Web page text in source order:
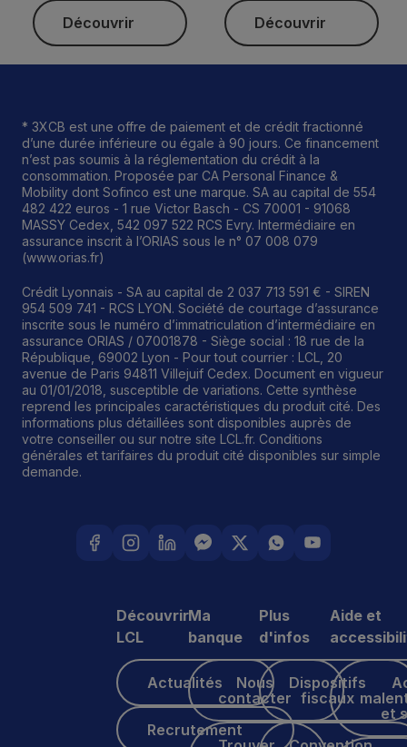
Découvrir
Découvrir
Découvrir
Découvrir
* 3XCB est une offre de paiement et de crédit fractionné
d’une durée inférieure ou égale à 90 jours. Ce financement
n’est pas soumis à la réglementation du crédit à la
consommation. Proposée par CA Personal Finance &
Mobility dont Sofinco est une marque. SA au capital de 554
482 422 euros - 1 rue Victor Basch - CS 70001 - 91068
MASSY Cedex, 542 097 522 RCS Evry. Intermédiaire en
assurance inscrit à l’ORIAS sous le n° 07 008 079
(www.orias.fr)
Crédit Lyonnais - SA au capital de 2 037 713 591 € - SIREN
954 509 741 - RCS LYON. Société de courtage d’assurance
inscrite sous le numéro d’immatriculation d’intermédiaire en
assurance ORIAS / 07001878 - Siège social : 18 rue de la
République, 69002 Lyon - Pour tout courrier : LCL, 20
avenue de Paris 94811 Villejuif Cedex. Document en vigueur
au 01/01/2018, susceptible de variations. Cette synthèse
reprend les principales caractéristiques du produit cité. Des
informations plus détaillées sont disponibles auprès de
votre conseiller ou sur notre site LCL.fr. Conditions
générales et tarifaires du produit cité disponibles sur simple
demande.
Découvrir
LCL
Actualités
Actualités
Recrutement
Recrutement
Ma
banque
Nous contacter
Nous
contacter
Trouver une agence
Plus
d'infos
Dispositifs fiscaux
Dispositifs
fiscaux
Convention AERAS
Aide et
Accès
et